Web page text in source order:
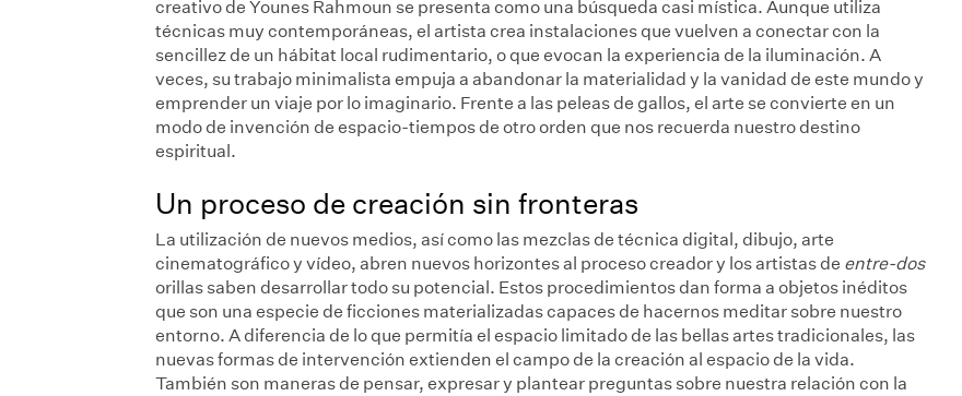
creativo de Younes Rahmoun se presenta como una búsqueda casi mística. Aunque utiliza
técnicas muy contemporáneas, el artista crea instalaciones que vuelven a conectar con la
sencillez de un hábitat local rudimentario, o que evocan la experiencia de la iluminación. A
veces, su trabajo minimalista empuja a abandonar la materialidad y la vanidad de este mundo y
emprender un viaje por lo imaginario. Frente a las peleas de gallos, el arte se convierte en un
modo de invención de espacio-tiempos de otro orden que nos recuerda nuestro destino
espiritual.
Un proceso de creación sin fronteras
La utilización de nuevos medios, así como las mezclas de técnica digital, dibujo, arte
cinematográfico y vídeo, abren nuevos horizontes al proceso creador y los artistas de entre-dos
orillas saben desarrollar todo su potencial. Estos procedimientos dan forma a objetos inéditos
que son una especie de ficciones materializadas capaces de hacernos meditar sobre nuestro
entorno. A diferencia de lo que permitía el espacio limitado de las bellas artes tradicionales, las
nuevas formas de intervención extienden el campo de la creación al espacio de la vida.
También son maneras de pensar, expresar y plantear preguntas sobre nuestra relación con la